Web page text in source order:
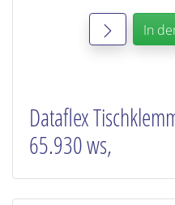
In
Dataflex
65.930 ws,